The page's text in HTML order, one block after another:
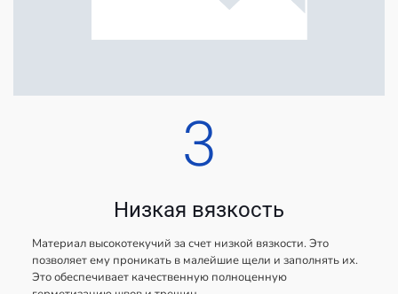
3
Низкая вязкость
Материал высокотекучий за счет низкой вязкости. Это
позволяет ему проникать в малейшие щели и заполнять их.
Это обеспечивает качественную полноценную